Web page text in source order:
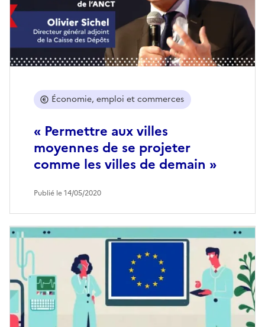
« Permettre aux villes
moyennes de se projeter
comme les villes de demain »
Économie, emploi et commerces
Publié le 14/05/2020